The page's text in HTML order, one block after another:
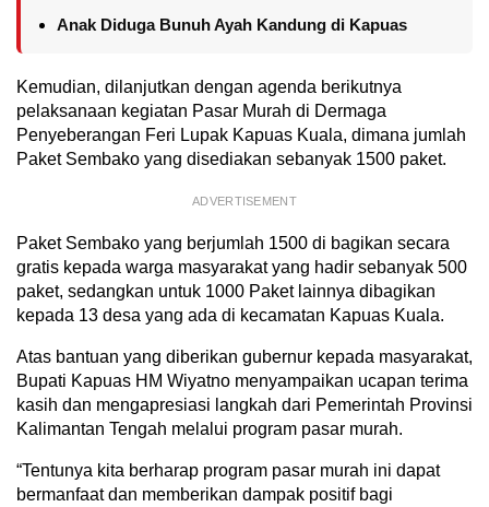
Anak Diduga Bunuh Ayah Kandung di Kapuas
Kemudian, dilanjutkan dengan agenda berikutnya
pelaksanaan kegiatan Pasar Murah di Dermaga
Penyeberangan Feri Lupak Kapuas Kuala, dimana jumlah
Paket Sembako yang disediakan sebanyak 1500 paket.
ADVERTISEMENT
Paket Sembako yang berjumlah 1500 di bagikan secara
gratis kepada warga masyarakat yang hadir sebanyak 500
paket, sedangkan untuk 1000 Paket lainnya dibagikan
kepada 13 desa yang ada di kecamatan Kapuas Kuala.
Atas bantuan yang diberikan gubernur kepada masyarakat,
Bupati Kapuas HM Wiyatno menyampaikan ucapan terima
kasih dan mengapresiasi langkah dari Pemerintah Provinsi
Kalimantan Tengah melalui program pasar murah.
“Tentunya kita berharap program pasar murah ini dapat
bermanfaat dan memberikan dampak positif bagi